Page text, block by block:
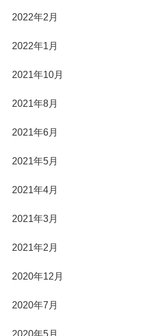
2022年2月
2022年1月
2021年10月
2021年8月
2021年6月
2021年5月
2021年4月
2021年3月
2021年2月
2020年12月
2020年7月
2020年5月